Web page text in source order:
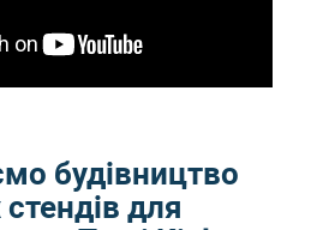
будівництво
для